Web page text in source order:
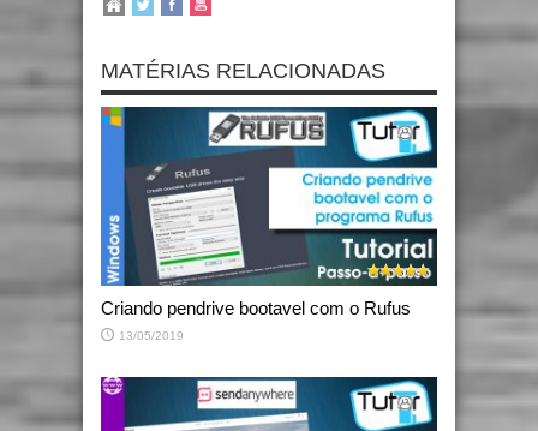
MATÉRIAS RELACIONADAS
Criando pendrive bootavel com o Rufus
13/05/2019